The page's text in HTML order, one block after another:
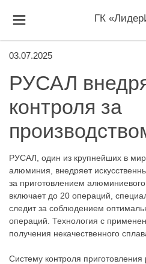
ГК
03.07.2025
РУСАЛ
контроля за
РУСАЛ, один из крупнейших в
алюминия, внедряет
за приготовлением
включает до 20 операций,
следит за соблюдением
операций. Технология с
получения некачественного
Систему контроля